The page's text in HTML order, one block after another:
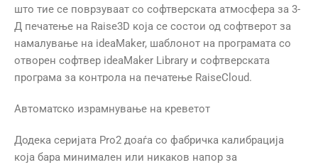
што тие се поврзуваат со софтверската атмосфера за 3-
Д печатење на Raise3D која се состои од софтверот за
намалување на ideaMaker, шаблонот на програмата со
отворен софтвер ideaMaker Library и софтверската
програма за контрола на печатење RaiseCloud.
Автоматско израмнување на креветот
Додека серијата Pro2 доаѓа со фабричка калибрација
која бара минимален или никаков напор за